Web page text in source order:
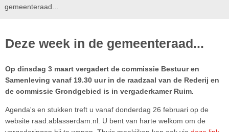
gemeenteraad...
Deze week in de gemeenteraad...
Op dinsdag 3 maart vergadert de commissie Bestuur en
Samenleving vanaf 19.30 uur in de raadzaal van de Rederij en
de commissie Grondgebied is in vergaderkamer Ruim.
Agenda's en stukken treft u vanaf donderdag 26 februari op de
website raad.ablasserdam.nl. U bent van harte welkom om de